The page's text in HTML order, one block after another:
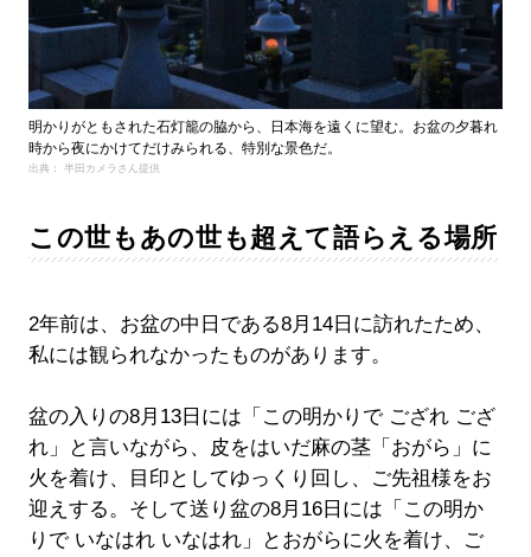
明かりがともされた石灯籠の脇から、日本海を遠くに望む。お盆の夕暮れ
時から夜にかけてだけみられる、特別な景色だ。
出典： 半田カメラさん提供
この世もあの世も超えて語らえる場所
2年前は、お盆の中日である8月14日に訪れたため、
私には観られなかったものがあります。
盆の入りの8月13日には「この明かりで ござれ ござ
れ」と言いながら、皮をはいだ麻の茎「おがら」に
火を着け、目印としてゆっくり回し、ご先祖様をお
迎えする。そして送り盆の8月16日には「この明か
りで いなはれ いなはれ」とおがらに火を着け、ご